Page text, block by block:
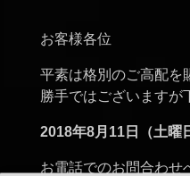
お客様各位
平素は格別のご高配を
勝手ではございますが
2018年8月11日（土曜
お電話でのお問合わせ